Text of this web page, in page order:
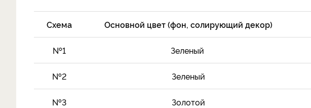
Схема Основной цвет (фон, солирующий декор)
№1 Зеленый
№2 Зеленый
№3 Золотой